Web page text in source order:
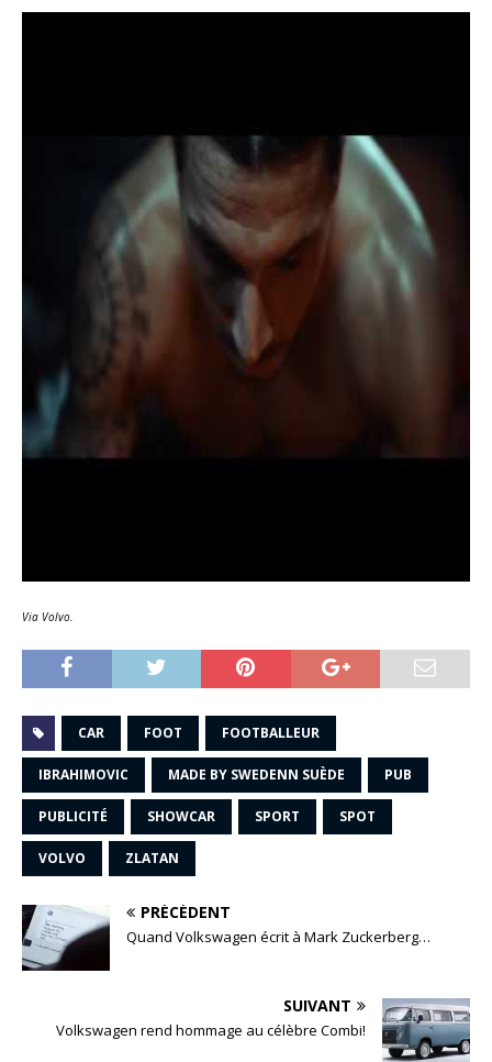
Via Volvo.
CAR FOOT FOOTBALLEUR
IBRAHIMOVIC MADE BY SWEDENN SUÈDE PUB
PUBLICITÉ SHOWCAR SPORT SPOT
VOLVO ZLATAN
PRÉCÉDENT
Quand Volkswagen écrit à Mark Zuckerberg…
SUIVANT
Volkswagen rend hommage au célèbre Combi!